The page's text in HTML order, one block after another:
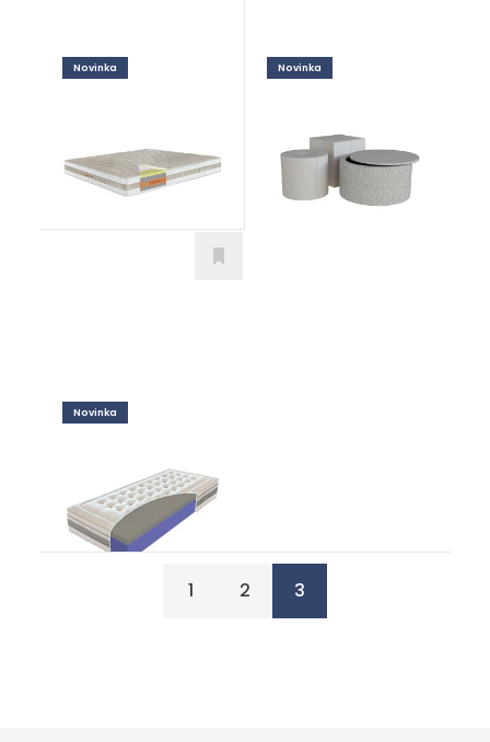
Novinka
Prírodné
Novinka
Doplnky
Novinka
od 695,00€
1 2 3